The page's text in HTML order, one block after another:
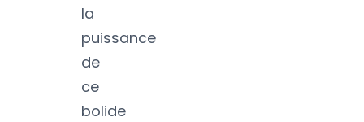
la
puissance
de
ce
bolide